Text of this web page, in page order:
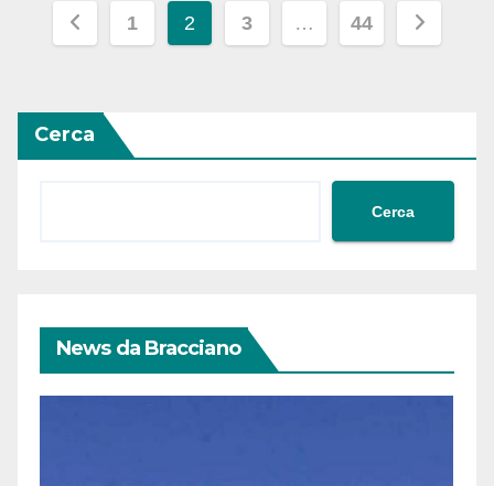
Paginazione
articoli
1 2 3 … 44
Cerca
Cerca
News da Bracciano